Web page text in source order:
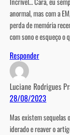
anormal, mas com a
perda de memória
com sono e esqueço o
Responder
Luciane Rodrigues
28/08/2023
Mas existem sequelas
iderado e reaver o